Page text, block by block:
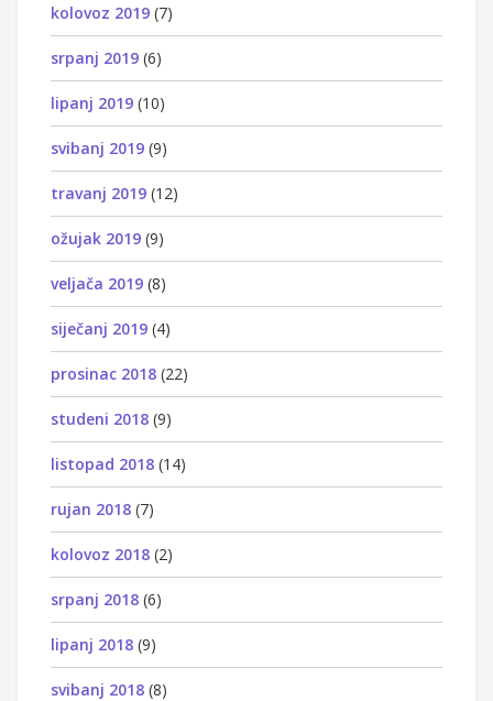
kolovoz 2019 (7)
srpanj 2019 (6)
lipanj 2019 (10)
svibanj 2019 (9)
travanj 2019 (12)
ožujak 2019 (9)
veljača 2019 (8)
siječanj 2019 (4)
prosinac 2018 (22)
studeni 2018 (9)
listopad 2018 (14)
rujan 2018 (7)
kolovoz 2018 (2)
srpanj 2018 (6)
lipanj 2018 (9)
svibanj 2018 (8)